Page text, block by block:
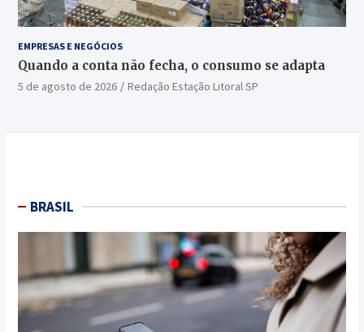
EMPRESAS E NEGÓCIOS
Quando a conta não fecha, o consumo se adapta
5 de agosto de 2026 Redação Estação Litoral SP
BRASIL